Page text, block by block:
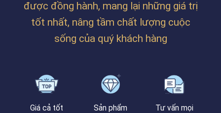
NẴNG
được đồng hành, mang lại những giá trị
tốt nhất, nâng tầm chất lượng cuộc
sống của quý khách hàng
Giá cả tốt
Sản phẩm
Tư vấn mọi